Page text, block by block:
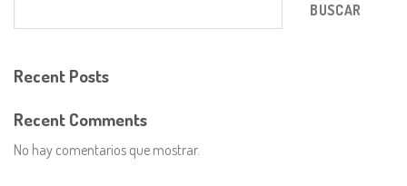
BUSCAR
Recent Posts
Recent Comments
No hay comentarios que mostrar.